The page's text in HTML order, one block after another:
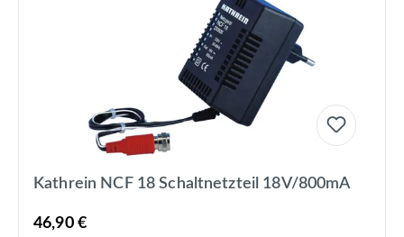
Kathrein NCF 18 Schaltnetzteil 18V/800mA
46,90 €